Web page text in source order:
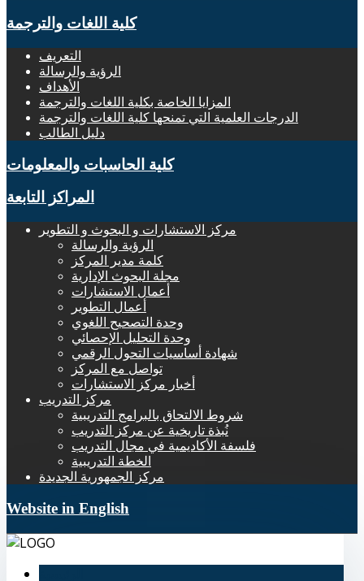
كلية اللغات والترجمة
التعريف
الرؤية والرسالة
الأهداف
المزايا الخاصة بكلية اللغات والترجمة
الدرجات العلمية التي تمنحها كلية اللغات والترجمة
دليل الطالب
كلية الحاسبات والمعلومات
المراكز التابعة
مركز الاستشارات و البحوث و التطوير
الرؤية والرسالة
كلمة مدير المركز
مجلة البحوث الإدارية
أعمال الاستشارات
أعمال التطوير
وحدة التصحيح اللغوي
وحدة التحليل الإحصائي
شهادة أساسيات التحول الرقمي
تواصل مع المركز
أخبار مركز الاستشارات
مركز التدريب
شروط الالتحاق بالبرامج التدريبية
نُبذة تاريخية عن مركز التدريب
فلسفة الأكاديمية في مجال التدريب
الخطة التدريبية
مركز الجمهورية الجديدة
Website in English